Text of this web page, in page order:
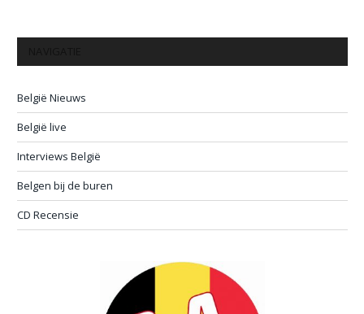
België Nieuws
België live
Interviews België
Belgen bij de buren
CD Recensie